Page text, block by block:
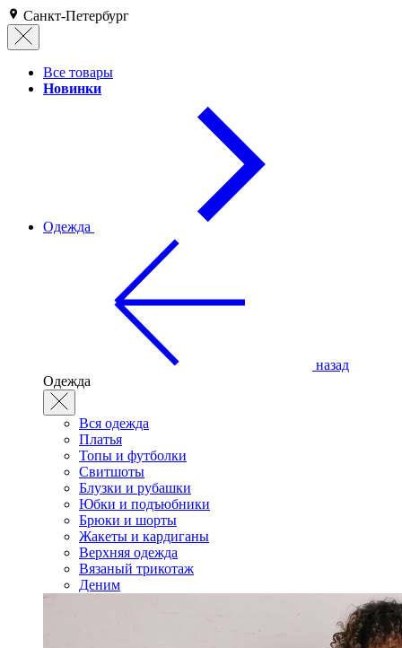
Санкт-Петербург
Все товары
Новинки
Одежда
назад
Одежда
Вся одежда
Платья
Топы и футболки
Свитшоты
Блузки и рубашки
Юбки и подъюбники
Брюки и шорты
Жакеты и кардиганы
Верхняя одежда
Вязаный трикотаж
Деним